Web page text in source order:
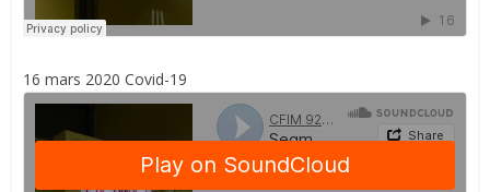
16 mars 2020 Covid-19